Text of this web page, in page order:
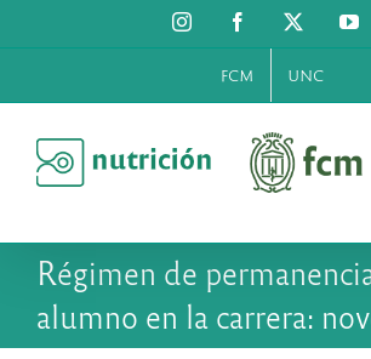
al
InstagramFacebook
FCM UNC
Régimen de
alumno en la carrera: